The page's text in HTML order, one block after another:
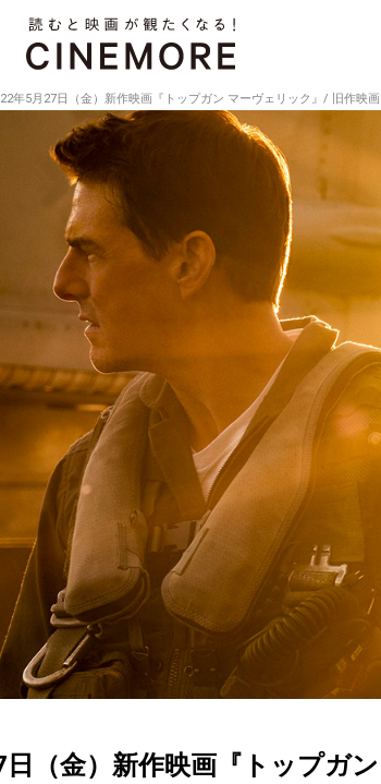
年5月27日（金）新作映画『トップガン マーヴェリック』/ 旧作映画
（金）新作映画『トップガ